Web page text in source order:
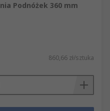
Podnóżek 360 mm
860,66 zł/sztuka